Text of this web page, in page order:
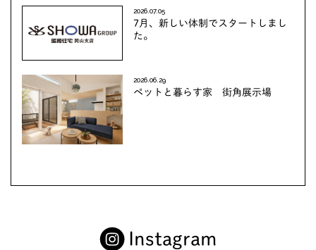
2026.07.05
7月、新しい体制でスタートしまし
た。
2026.06.29
ペットと暮らす家 街角展示場
Instagram